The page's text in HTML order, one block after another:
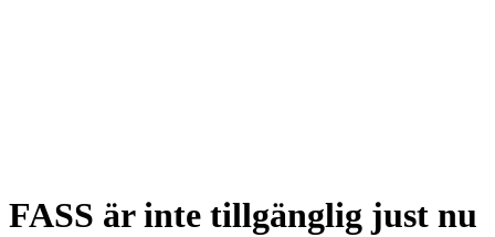
FASS är inte tillgänglig just nu